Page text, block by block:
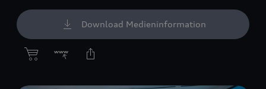
Download Medieninformation